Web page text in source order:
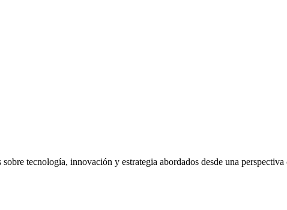
tecnología, innovación y estrategia abordados desde una